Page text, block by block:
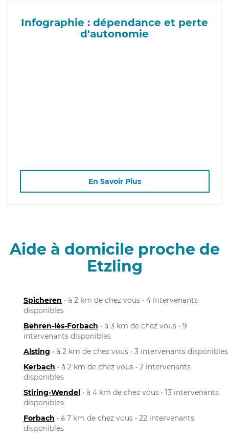
Infographie : dépendance et perte
d'autonomie
En Savoir Plus
Aide à domicile proche de
Etzling
Spicheren • à 2 km de chez vous • 4 intervenants
disponibles
Behren-lès-Forbach • à 3 km de chez vous • 9
intervenants disponibles
Alsting • à 2 km de chez vous • 3 intervenants disponibles
Kerbach • à 2 km de chez vous • 2 intervenants
disponibles
Stiring-Wendel • à 4 km de chez vous • 13 intervenants
disponibles
Forbach • à 7 km de chez vous • 22 intervenants
disponibles